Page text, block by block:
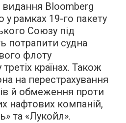
Bloomberg
рамках 19-го пакету
Союзу під
потрапити судна
флоту
країнах. Також
на перестрахування
й обмеження проти
нафтових компаній,
та «Лукойл».